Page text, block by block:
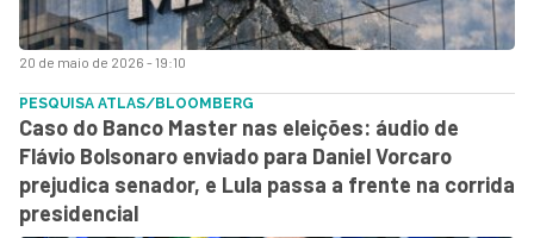
20 de maio de 2026 - 19:10
PESQUISA ATLAS/BLOOMBERG
Caso do Banco Master nas eleições: áudio de
Flávio Bolsonaro enviado para Daniel Vorcaro
prejudica senador, e Lula passa a frente na corrida
presidencial